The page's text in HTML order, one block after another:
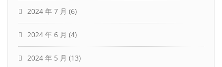
2024 年 7 月 (6)
2024 年 6 月 (4)
2024 年 5 月 (13)